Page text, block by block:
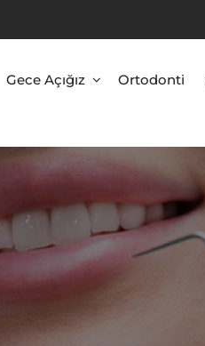
Gece Açığız Ortodonti